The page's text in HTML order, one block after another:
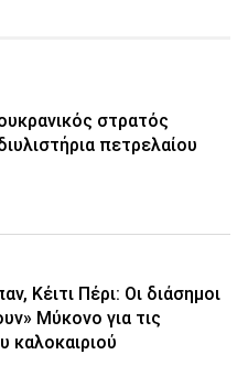
στρατός
πετρελαίου
Κέιτι Πέρι: Οι διάσημοι
Μύκονο για τις
καλοκαιριού